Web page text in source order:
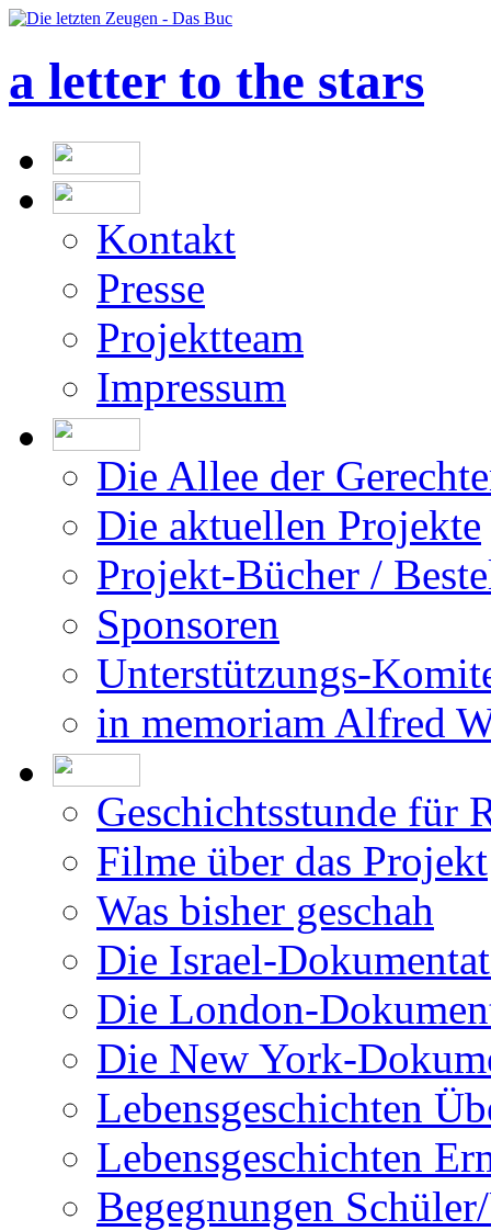
a letter to the stars
Kontakt
Presse
Projektteam
Impressum
Die Allee der
Die aktuellen Projekte
Projekt-Bücher /
Sponsoren
Unterstützungs-
in memoriam Alfred
Geschichtsstunde für
Filme über das Projekt
Was bisher geschah
Die Israel-
Die London-
Die New York-
Lebensgeschichten
Lebensgeschichten
Begegnungen